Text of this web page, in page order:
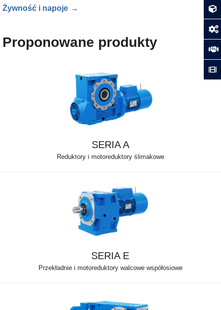
Żywność i napoje
Proponowane produkty
SERIA A
Reduktory i motoreduktory ślimakowe
SERIA E
Przekładnie i motoreduktory walcowe współosiowe